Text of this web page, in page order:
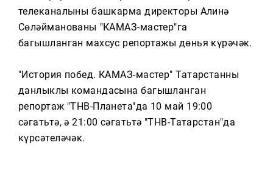
телеканалының башкарма директоры Алинә
Сөләйманованың "КАМАЗ-мастер"га
багышланган махсус репортажы дөнья күрәчәк.
"История побед. КАМАЗ-мастер" Татарстанның
данлыклы командасына багышланган
репортаж "ТНВ-Планета"да 10 май 19:00
сәгатьтә, ә 21:00 сәгатьтә "ТНВ-Татарстан"да
күрсәтеләчәк.